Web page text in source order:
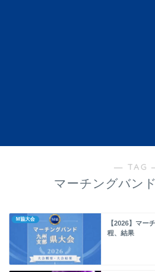
― TAG
マーチングバン
M協大会
【2026】マー
程、結果